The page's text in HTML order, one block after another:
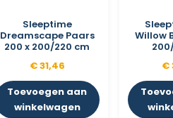
Sleeptime
Dreamscape Paars
200 x 200/220 cm
€31,46
Toevoegen aan
winkelwagen
Willow
€